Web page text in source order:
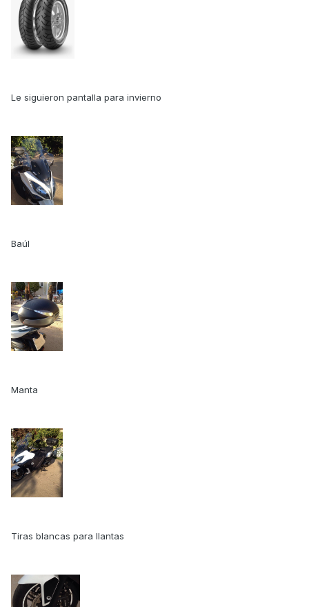
Le siguieron pantalla para invierno
Baúl
Manta
Tiras blancas para llantas